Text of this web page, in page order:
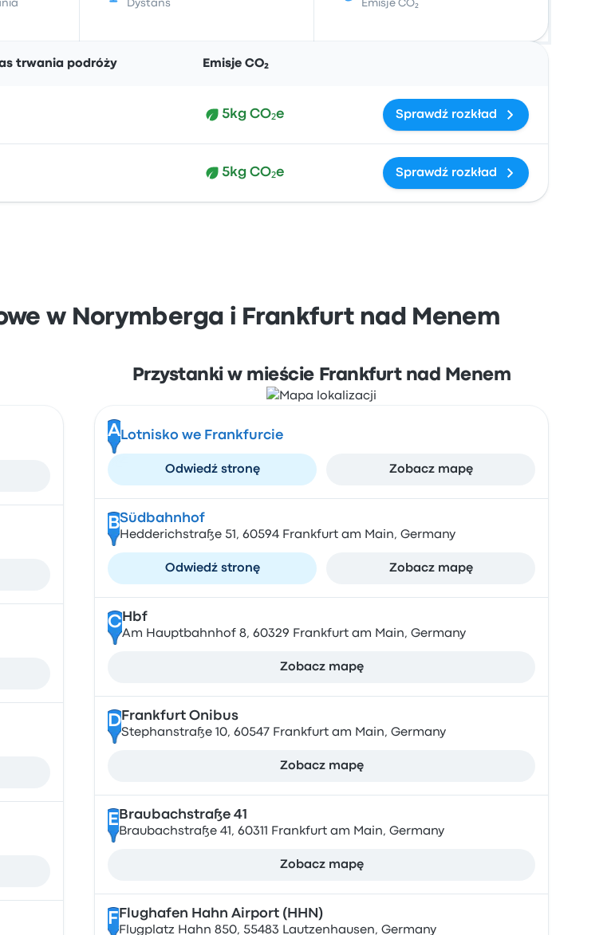
Dystans Emisje CO₂
trwania podróży Emisje CO₂
5kg CO₂e Sprawdź rozkład
5kg CO₂e Sprawdź rozkład
w Norymberga i Frankfurt nad Menem
Przystanki w mieście Frankfurt nad Menem
ALotnisko we Frankfurcie
Odwiedź stronę Zobacz mapę
BSüdbahnhof
Hedderichstraße 51, 60594 Frankfurt am Main, Germany
Odwiedź stronę Zobacz mapę
CHbf
Am Hauptbahnhof 8, 60329 Frankfurt am Main, Germany
Zobacz mapę
DFrankfurt Onibus
Stephanstraße 10, 60547 Frankfurt am Main, Germany
Zobacz mapę
E Braubachstraße 41
Braubachstraße 41, 60311 Frankfurt am Main, Germany
Zobacz mapę
F Flughafen Hahn Airport (HHN)
Flugplatz Hahn 850, 55483 Lautzenhausen, Germany